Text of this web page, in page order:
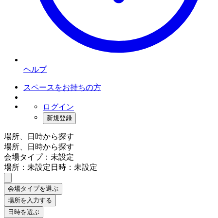
ヘルプ
スペースをお持ちの方
ログイン
新規登録
場所、日時から探す
場所、日時から探す
会場タイプ：未設定
場所：未設定日時：未設定
会場タイプを選ぶ
場所を入力する
日時を選ぶ